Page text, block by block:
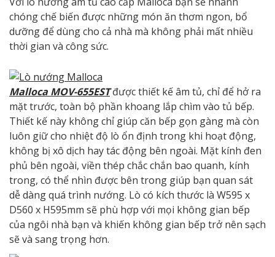
chóng chế biến được những món ăn thơm ngon, bổ
dưỡng để dùng cho cả nhà mà không phải mất nhiều
thời gian và công sức.
Malloca MOV-655ESTđược thiết kế âm tủ, chỉ để hở ra
mặt trước, toàn bộ phần khoang lắp chìm vào tủ bếp.
Thiết kế này không chỉ giúp căn bếp gọn gàng mà còn
luôn giữ cho nhiệt độ lò ổn định trong khi hoạt động,
không bị xô dịch hay tác động bên ngoài. Mặt kính đen
phủ bên ngoài, viền thép chắc chắn bao quanh, kính
trong, có thể nhìn được bên trong giúp bạn quan sát
dễ dàng quá trình nướng. Lò có kích thước là W595 x
D560 x H595mm sẽ phù hợp với mọi không gian bếp
của ngôi nhà bạn và khiến không gian bếp trở nên sạch
sẽ và sang trọng hơn.